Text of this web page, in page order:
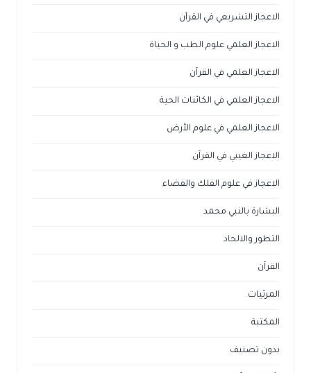
الاعجاز التشريعي في القرآن
الاعجاز العلمي علوم الطب و الحياة
الاعجاز العلمي في القرآن
الاعجاز العلمي في الكائنات الحية
الاعجاز العلمي في علوم الأرض
الاعجاز الغيبي في القرآن
الاعجاز في علوم الفلك والفضاء
البشارة بالنبي محمد
التطور والالحاد
القرآن
المرئيات
المكتبة
بدون تصنيف